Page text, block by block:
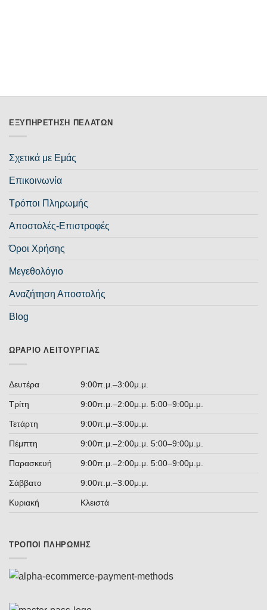
ΕΞΥΠΗΡΈΤΗΣΗ ΠΕΛΑΤΏΝ
Σχετικά με Εμάς
Επικοινωνία
Τρόποι Πληρωμής
Αποστολές-Επιστροφές
Όροι Χρήσης
Μεγεθολόγιο
Αναζήτηση Αποστολής
Blog
ΩΡΆΡΙΟ ΛΕΙΤΟΥΡΓΊΑΣ
Δευτέρα 9:00π.μ.–3:00μ.μ.
Τρίτη 9:00π.μ.–2:00μ.μ. 5:00–9:00μ.μ.
Τετάρτη 9:00π.μ.–3:00μ.μ.
Πέμπτη 9:00π.μ.–2:00μ.μ. 5:00–9:00μ.μ.
Παρασκευή 9:00π.μ.–2:00μ.μ. 5:00–9:00μ.μ.
Σάββατο 9:00π.μ.–3:00μ.μ.
Κυριακή Κλειστά
ΤΡΌΠΟΙ ΠΛΗΡΩΜΉΣ